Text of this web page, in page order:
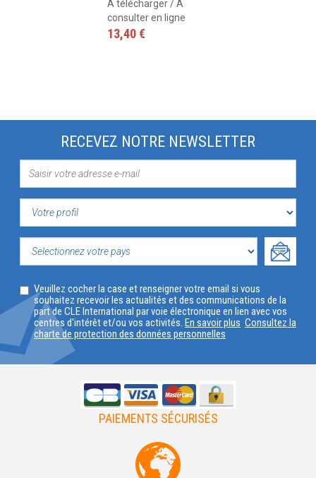
A télécharger / A
consulter en ligne
13,40 €
RECEVEZ NOTRE NEWSLETTER
VOTRE
PROFIL
VOTRE
PAYS
Veuillez cocher la case et renseigner votre email si vous
souhaitez recevoir les actualités et des communications de la
part de CLE International par voie électronique en lien avec vos
centres d'intérêt et/ou vos activités. En savoir plus Consultez la
charte de protection des données personnelles
PAIEMENTS SÉCURISÉS